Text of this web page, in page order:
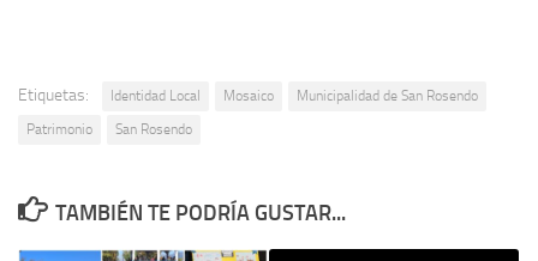
Etiquetas: Identidad Local Mosaico
Municipalidad de San Rosendo
Patrimonio
San Rosendo
TAMBIÉN TE PODRÍA GUSTAR...